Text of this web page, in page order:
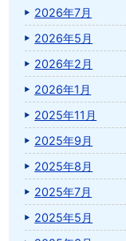
2026年7月
2026年5月
2026年2月
2026年1月
2025年11月
2025年9月
2025年8月
2025年7月
2025年5月